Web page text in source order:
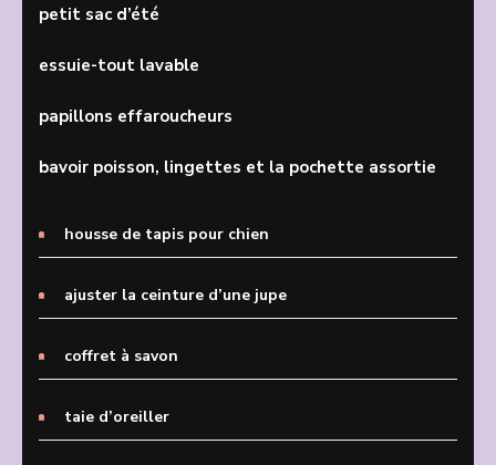
petit sac d’été
essuie-tout lavable
papillons effaroucheurs
bavoir poisson, lingettes et la pochette assortie
housse de tapis pour chien
ajuster la ceinture d’une jupe
coffret à savon
taie d’oreiller